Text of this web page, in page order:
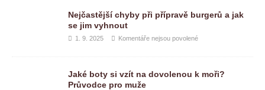
Nejčastější chyby při přípravě burgerů a jak
se jim vyhnout
1. 9. 2025 Komentáře nejsou povolené
Jaké boty si vzít na dovolenou k moři?
Průvodce pro muže